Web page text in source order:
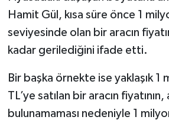
Hamit Gül, kısa süre önce 1
seviyesinde olan bir aracın
kadar gerilediğini ifade etti.
Bir başka örnekte ise yaklaşık 1
TL’ye satılan bir aracın fiyatının,
bulunamaması nedeniyle 1